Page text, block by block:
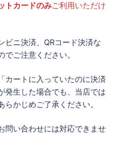
トカードのみご利用いただけ
ビニ決済、QRコード決済な
ご注意ください。
カートに入っていたのに決済
発生した場合でも、当店では
かじめご了承ください。
問い合わせには対応できませ